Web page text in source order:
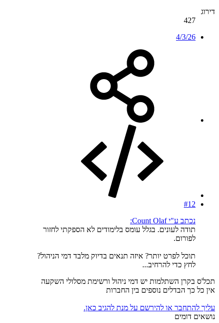
דירוג
427
4/3/26
#12
נכתב ע"י Count Olaf:
תודה לעונים. בגלל עומס בלימודים לא הספקתי לחזור
לפורום.
תוכל לפרט יותר? איזה תנאים בדיוק מלבד דמי הניהול?
לחץ כדי להרחיב...
תכל'ס בקרן השתלמות יש דמי ניהול ורשימת מסלולי השקעה
אין כל כך הבדלים נוספים בין החברות
עליך להתחבר או להירשם על מנת להגיב כאן.
נושאים דומים